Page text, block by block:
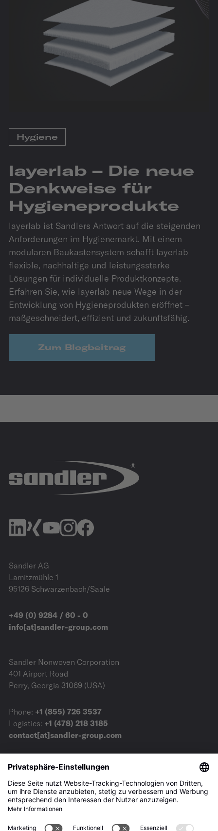
Hygiene
layerlab – Die neue
Denk­weise für
Hygiene­produkte
layerlab ist Sandlers Antwort auf die steigenden
Anforderungen im Hygienemarkt. Mit einem
modularen Baukastensystem schafft layerlab
flexible, nachhaltige und leistungsstarke
Lösungen für individuelle Produktkonzepte.
Erfahren Sie, wie layerlab neue Wege in der
Entwicklung von Hygieneprodukten eröffnet –
maßgeschneidert, effizient und zukunftsfähig.
Zum Blogbeitrag
IZB Website
Sandler AG
Lamitzmühle 1
95126 Schwarzenbach/Saale
+49 (0) 9284 / 60 - 0
info[at]sandler-group.com
Sandler Nonwoven Corporation
401 Airport Road
Perry, Georgia 31069 (USA)
Phone: +1 (855) 726 3537
Logistics: +1 (478) 218 3185
contact[at]sandler-group.com
AGB
Impressum
Datenschutz
Downloads